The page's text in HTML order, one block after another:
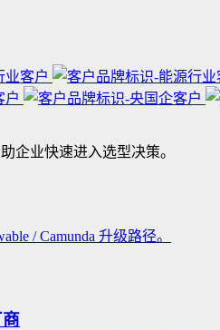
企业快速进入选型决策。
/ Camunda 升级路径。